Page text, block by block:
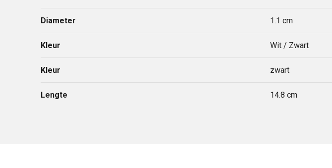
Diameter 1.1 cm
Kleur Wit / Zwart
Kleur zwart
Lengte 14.8 cm